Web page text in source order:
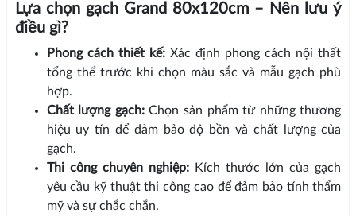
Lựa chọn gạch Grand 80x120cm – Nên lưu ý
điều gì?
Phong cách thiết kế:Xác định phong cách nội thất
tổng thể trước khi chọn màu sắc và mẫu gạch phù
hợp.
Chất lượng gạch:Chọn sản phẩm từ những thương
hiệu uy tín để đảm bảo độ bền và chất lượng của
gạch.
Thi công chuyên nghiệp:Kích thước lớn của gạch
yêu cầu kỹ thuật thi công cao để đảm bảo tính thẩm
mỹ và sự chắc chắn.